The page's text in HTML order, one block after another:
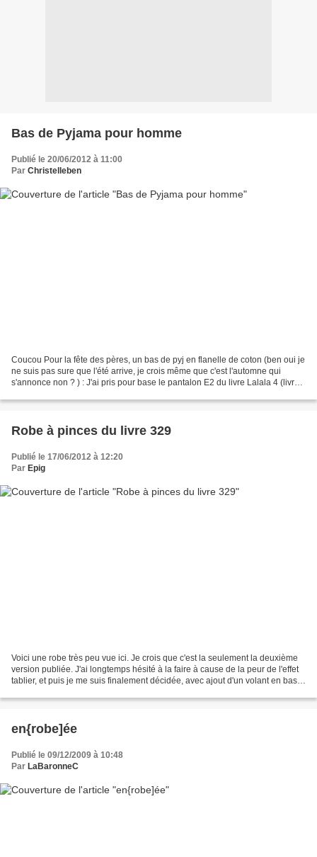
Bas de Pyjama pour homme
Publié le 20/06/2012 à 11:00
Par Christelleben
Coucou Pour la fête des pères, un bas de pyj en flanelle de coton (ben oui je
ne suis pas sure que l'été arrive, je crois même que c'est l'automne qui
s'annonce non ? ) : J'ai pris pour base le pantalon E2 du livre Lalala 4 (livre
Robe à pinces du livre 329
Publié le 17/06/2012 à 12:20
Par Epig
Voici une robe très peu vue ici. Je crois que c'est la seulement la deuxième
version publiée. J'ai longtemps hésité à la faire à cause de la peur de l'effet
tablier, et puis je me suis finalement décidée, avec ajout d'un volant en bas.
en{robe]ée
Publié le 09/12/2009 à 10:48
Par LaBaronneC